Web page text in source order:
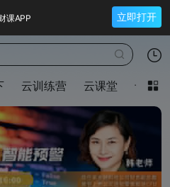
课APP 立即打开
云训练营 云课堂 专题